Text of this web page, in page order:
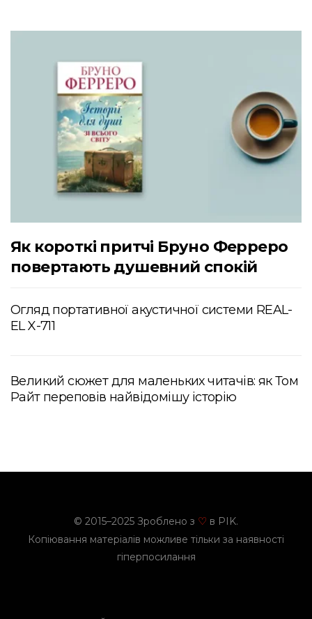
Як короткі притчі Бруно Ферреро
повертають душевний спокій
Огляд портативної акустичної системи REAL-
EL X-711
Великий сюжет для маленьких читачів: як Том
Райт переповів найвідомішу історію
© 2015–2025 Зроблено з ♡ в PIK.
Копіювання матеріалів можливе тільки за наявності
гіперпосилання